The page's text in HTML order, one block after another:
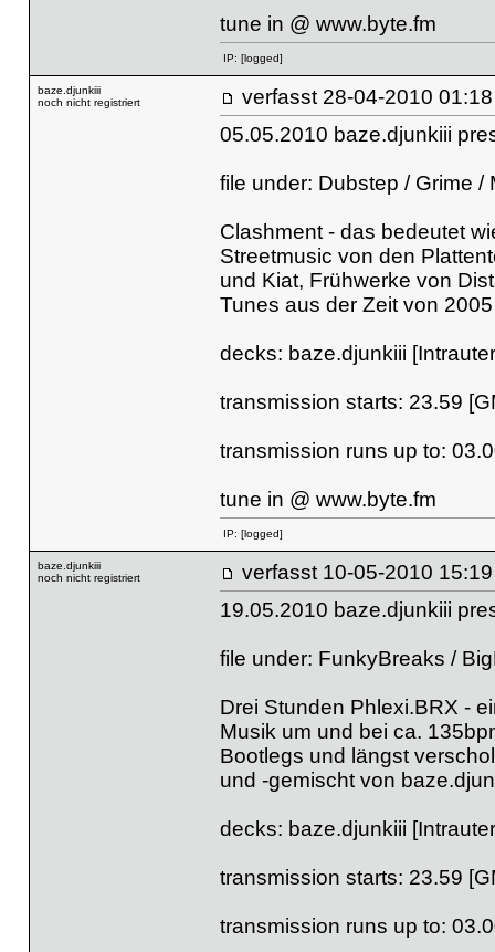
tune in @ www.byte.fm
IP: [logged]
baze.djunkiii
noch nicht registriert
verfasst 28-04-2010
05.05.2010 baze.djunkiii
file under: Dubstep / Grime /
Clashment - das bedeutet
Streetmusic von den
und Kiat, Frühwerke von
Tunes aus der Zeit von
decks: baze.djunkiii
transmission starts: 23.59
transmission runs up to:
tune in @ www.byte.fm
IP: [logged]
baze.djunkiii
noch nicht registriert
verfasst 10-05-2010
19.05.2010 baze.djunkiii
file under: FunkyBreaks /
Drei Stunden Phlexi.BRX -
Musik um und bei ca.
Bootlegs und längst
und -gemischt von
decks: baze.djunkiii
transmission starts: 23.59
transmission runs up to: